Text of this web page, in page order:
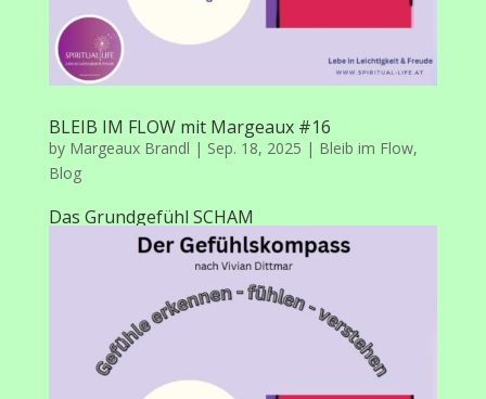
BLEIB IM FLOW mit Margeaux #16
by Margeaux Brandl | Sep. 18, 2025 | Bleib im Flow,
Blog
Das Grundgefühl SCHAM